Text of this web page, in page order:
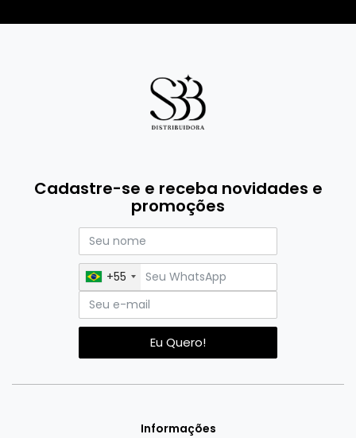
Cadastre-se e receba novidades e
promoções
+55
Eu Quero!
Informações